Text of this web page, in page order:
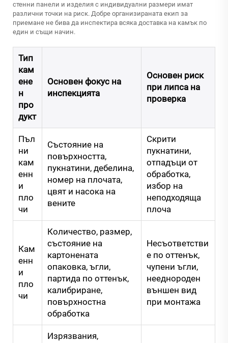
стенни панели и изделия с индивидуални размери имат
различни точки на риск. Добре организираната екип за
приемане не бива да инспектира всяка доставка на камък по
един и същи начин.
Тип
кам
ене
н
про
дукт
Основен фокус на
инспекцията
Основен риск
при липса на
проверка
Пъл
ни
кам
енн
и
пло
чи
Състояние на
повърхността,
пукнатини, дебелина,
номер на плочата,
цвят и насока на
вените
Скрити
пукнатини,
отпадъци от
обработка,
избор на
неподходяща
плоча
Кам
енн
и
пло
чи
Количество, размер,
състояние на
картонената
опаковка, ъгли,
партида по оттенък,
калибриране,
повърхностна
обработка
Несъответстви
е по оттенък,
чупени ъгли,
нееднороден
външен вид
при монтажа
Изрязвания,